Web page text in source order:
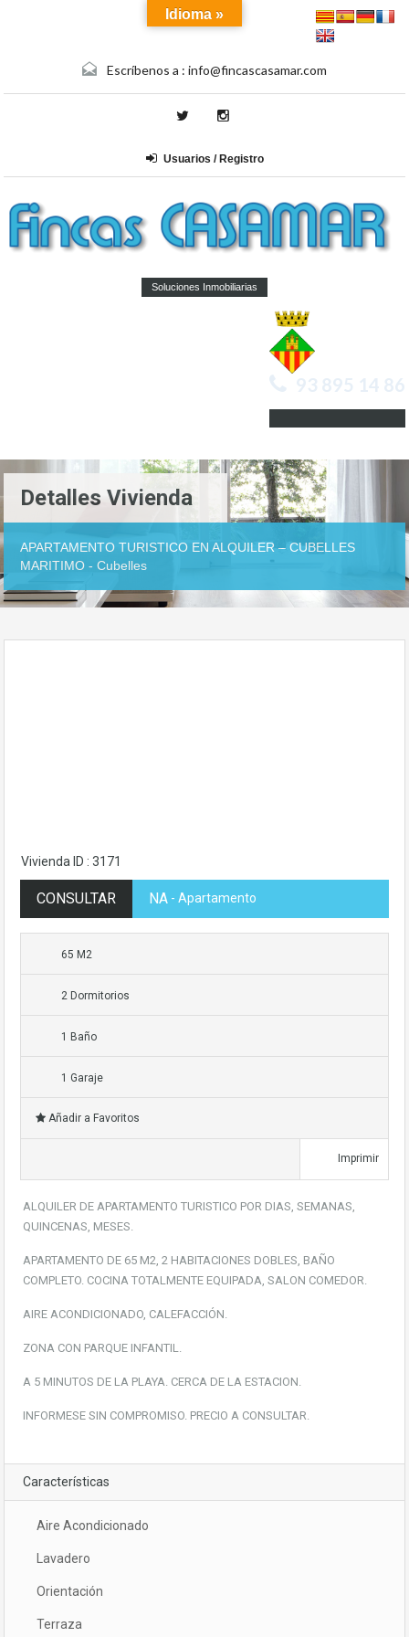
Escríbenos a : info@fincascasamar.com
Usuarios / Registro
Soluciones Inmobiliarias
93 895 14 86
Detalles Vivienda
APARTAMENTO TURISTICO EN ALQUILER – CUBELLES
MARITIMO - Cubelles
Vivienda ID : 3171
CONSULTAR NA - Apartamento
65 M2
2 Dormitorios
1 Baño
1 Garaje
Añadir a Favoritos
Imprimir
ALQUILER DE APARTAMENTO TURISTICO POR DIAS, SEMANAS,
QUINCENAS, MESES.
APARTAMENTO DE 65 M2, 2 HABITACIONES DOBLES, BAÑO
COMPLETO. COCINA TOTALMENTE EQUIPADA, SALON COMEDOR.
AIRE ACONDICIONADO, CALEFACCIÓN.
ZONA CON PARQUE INFANTIL.
A 5 MINUTOS DE LA PLAYA. CERCA DE LA ESTACION.
INFORMESE SIN COMPROMISO. PRECIO A CONSULTAR.
Características
Aire Acondicionado
Lavadero
Orientación
Terraza
Idioma »